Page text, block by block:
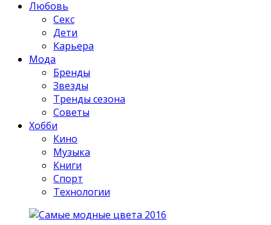
Любовь
Секс
Дети
Карьера
Мода
Бренды
Звезды
Тренды сезона
Советы
Хобби
Кино
Музыка
Книги
Спорт
Технологии